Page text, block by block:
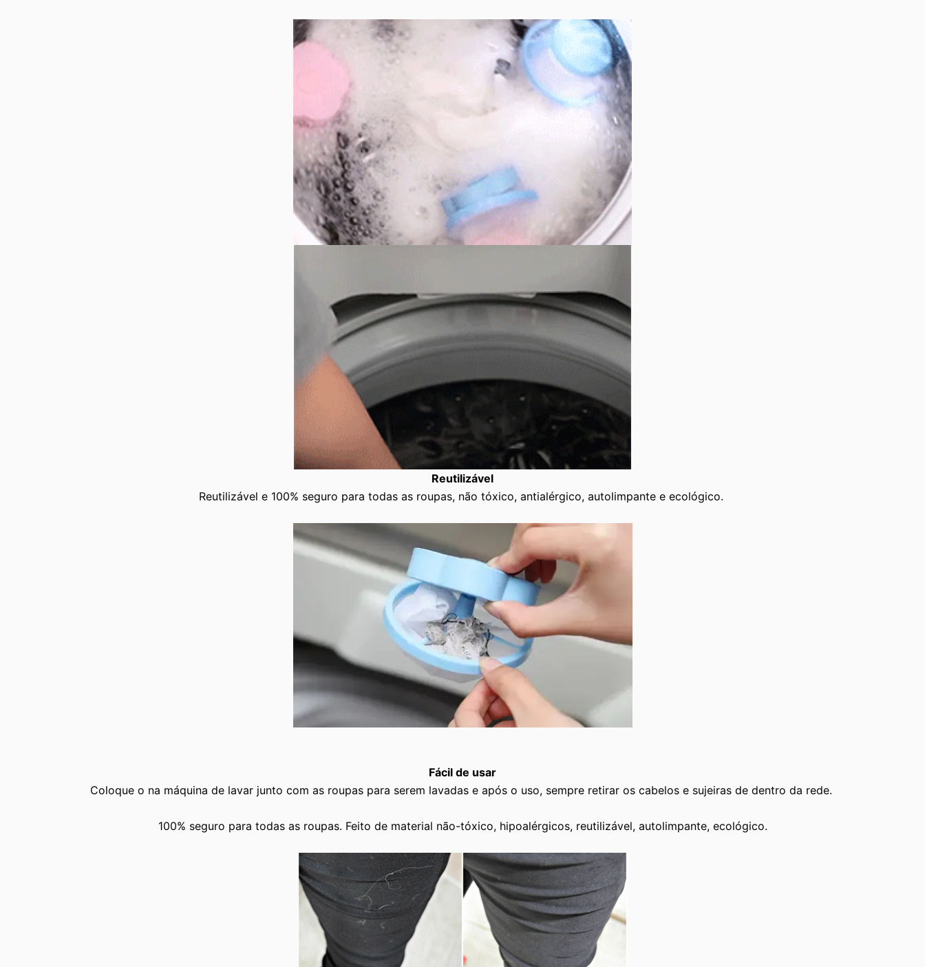
Reutilizável
Reutilizável e 100% seguro para todas as roupas, não tóxico, antialérgico, autolimpante e ecológico.
Fácil de usar
Coloque o na máquina de lavar junto com as roupas para serem lavadas e após o uso, sempre retirar os cabelos e sujeiras de dentro da rede.
100% seguro para todas as roupas. Feito de material não-tóxico, hipoalérgicos, reutilizável, autolimpante, ecológico.